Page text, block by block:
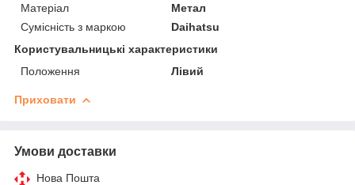
Матеріал
Метал
Сумісність з маркою
Daihatsu
Користувальницькі характеристики
Положення
Лівий
Приховати
Умови доставки
Нова Пошта